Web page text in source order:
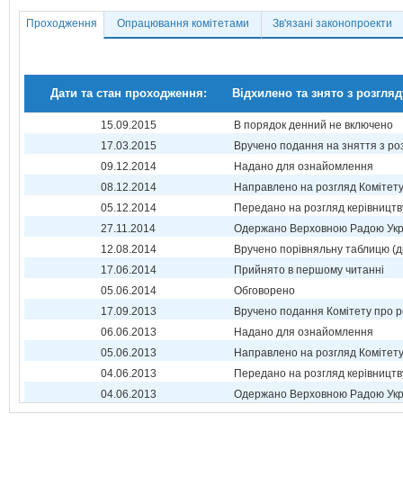
Проходження Опрацювання комітетами Зв'язані законопроекти
Дати та стан проходження: Відхилено та знято з
15.09.2015
В порядок денний не включено
17.03.2015
Вручено подання на зняття з
09.12.2014
Надано для ознайомлення
08.12.2014
Направлено на розгляд Комітету
05.12.2014
Передано на розгляд
27.11.2014
Одержано Верховною Радою
12.08.2014
Вручено порівняльну таблицю
17.06.2014
Прийнято в першому читанні
05.06.2014
Обговорено
17.09.2013
Вручено подання Комітету про
06.06.2013
Надано для ознайомлення
05.06.2013
Направлено на розгляд Комітету
04.06.2013
Передано на розгляд
04.06.2013
Одержано Верховною Радою